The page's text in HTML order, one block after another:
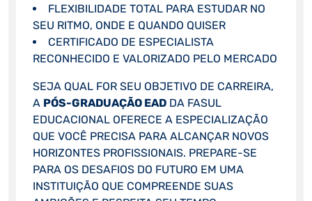
FLEXIBILIDADE TOTAL PARA ESTUDAR NO
SEU RITMO, ONDE E QUANDO QUISER
CERTIFICADO DE ESPECIALISTA
RECONHECIDO E VALORIZADO PELO MERCADO
SEJA QUAL FOR SEU OBJETIVO DE CARREIRA,
A PÓS-GRADUAÇÃO EADDA FASUL
EDUCACIONAL OFERECE A ESPECIALIZAÇÃO
QUE VOCÊ PRECISA PARA ALCANÇAR NOVOS
HORIZONTES PROFISSIONAIS. PREPARE-SE
PARA OS DESAFIOS DO FUTURO EM UMA
INSTITUIÇÃO QUE COMPREENDE SUAS